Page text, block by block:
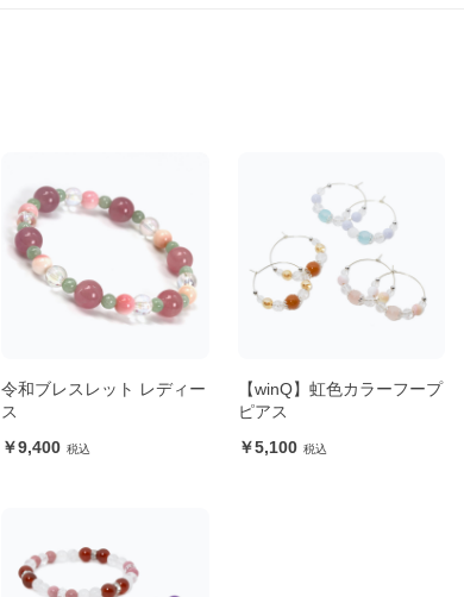
令和ブレスレット レディー
ス
9,400
【winQ】虹色カラーフープ
ピアス
5,100